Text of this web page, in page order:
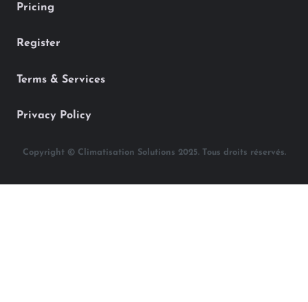
Pricing
Register
Terms & Services
Privacy Policy
Copyright © Climatisation Solutions 2025. Tous droits réservés.